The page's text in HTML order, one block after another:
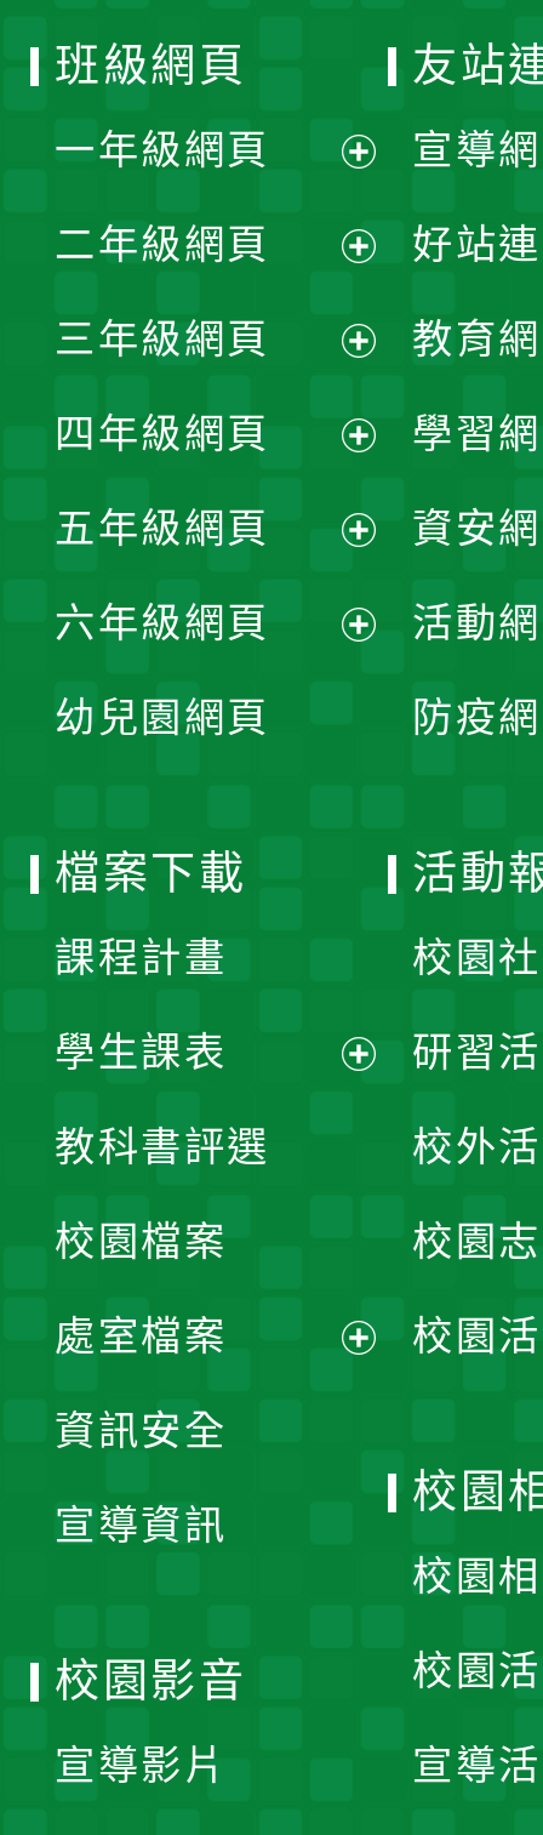
班級網頁
一年級網頁
開
選
單
二年級網頁
開
選
單
三年級網頁
開
選
單
四年級網頁
開
選
五年級網頁
開
六年級網頁
幼兒園網頁
友站
宣導
好站
教育
學習
資安
活動
防疫
檔案下載
課程計畫
學生課表
單
教科書評選
校園檔案
處室檔案
資訊安全
宣導資訊
活動
校園
研習
校外
校園
校園
校園
校園
校園
宣導
校園影音
宣導影片